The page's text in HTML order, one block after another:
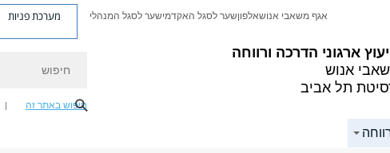
ארגוני הדרכה ורווחה
אנוש
תל אביב
אגף משאבי אנושאלפוןשער לסגל האקדמישער לסגל המנהלי מערכת פניות
חיפוש באתר זה